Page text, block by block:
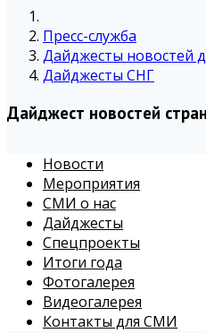
Пресс-служба
Дайджесты новостей
Дайджесты СНГ
Дайджест новостей
Новости
Мероприятия
СМИ о нас
Дайджесты
Спецпроекты
Итоги года
Фотогалерея
Видеогалерея
Контакты для СМИ